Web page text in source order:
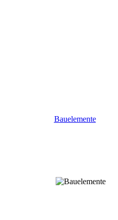
Bauelemente